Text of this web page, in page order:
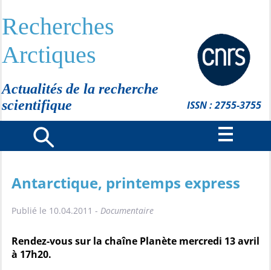
Recherches
Arctiques
Actualités de la recherche
scientifique
ISSN : 2755-3755
Antarctique, printemps express
Publié le 10.04.2011 - Documentaire
Rendez-vous sur la chaîne Planète mercredi 13 avril
à 17h20.